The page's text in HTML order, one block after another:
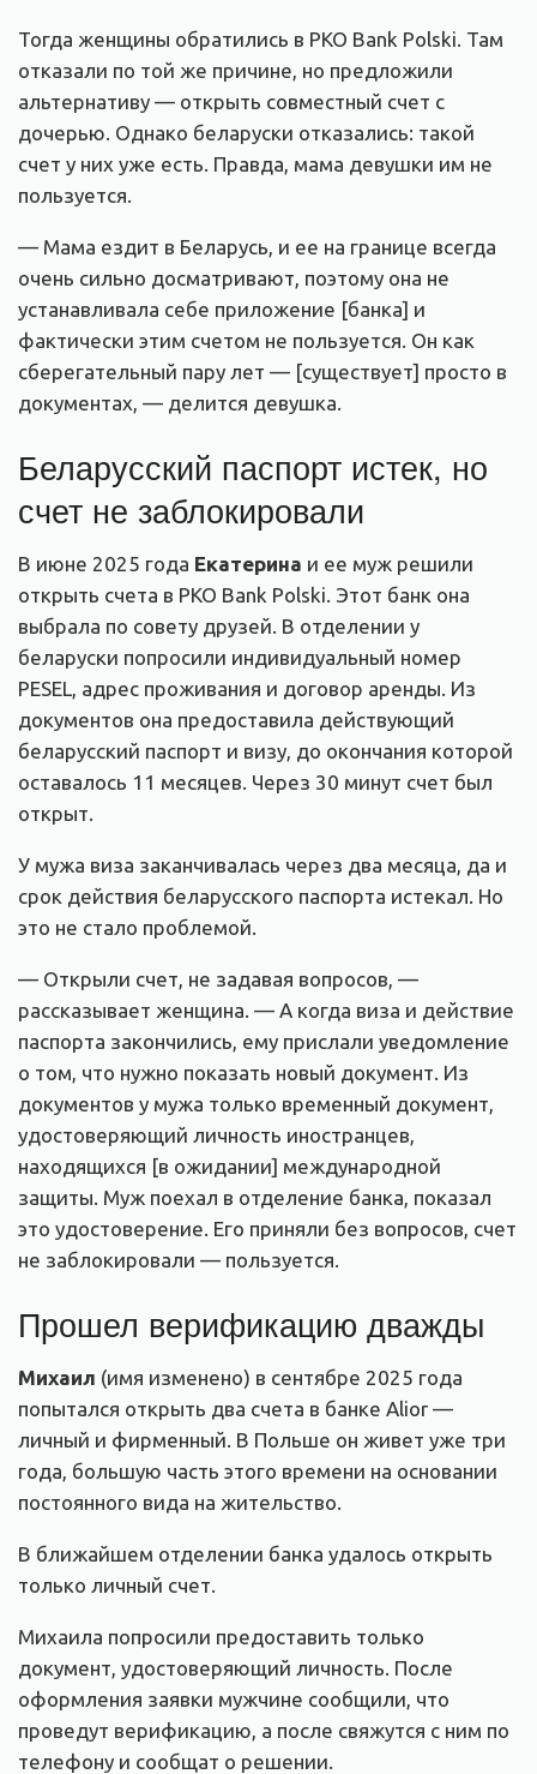
Тогда женщины обратились в PKO Bank Polski. Там
отказали по той же причине, но предложили
альтернативу — открыть совместный счет с
дочерью. Однако беларуски отказались: такой
счет у них уже есть. Правда, мама девушки им не
пользуется.
— Мама ездит в Беларусь, и ее на границе всегда
очень сильно досматривают, поэтому она не
устанавливала себе приложение [банка] и
фактически этим счетом не пользуется. Он как
сберегательный пару лет — [существует] просто в
документах, — делится девушка.
Беларусский паспорт истек, но
счет не заблокировали
В июне 2025 года Екатерина и ее муж решили
открыть счета в PKO Bank Polski. Этот банк она
выбрала по совету друзей. В отделении у
беларуски попросили индивидуальный номер
PESEL, адрес проживания и договор аренды. Из
документов она предоставила действующий
беларусский паспорт и визу, до окончания которой
оставалось 11 месяцев. Через 30 минут счет был
открыт.
У мужа виза заканчивалась через два месяца, да и
срок действия беларусского паспорта истекал. Но
это не стало проблемой.
— Открыли счет, не задавая вопросов, —
рассказывает женщина. — А когда виза и действие
паспорта закончились, ему прислали уведомление
о том, что нужно показать новый документ. Из
документов у мужа только временный документ,
удостоверяющий личность иностранцев,
находящихся [в ожидании] международной
защиты. Муж поехал в отделение банка, показал
это удостоверение. Его приняли без вопросов, счет
не заблокировали — пользуется.
Прошел верификацию дважды
Михаил (имя изменено) в сентябре 2025 года
попытался открыть два счета в банке Alior —
личный и фирменный. В Польше он живет уже три
года, большую часть этого времени на основании
постоянного вида на жительство.
В ближайшем отделении банка удалось открыть
только личный счет.
Михаила попросили предоставить только
документ, удостоверяющий личность. После
оформления заявки мужчине сообщили, что
проведут верификацию, а после свяжутся с ним по
телефону и сообщат о решении.